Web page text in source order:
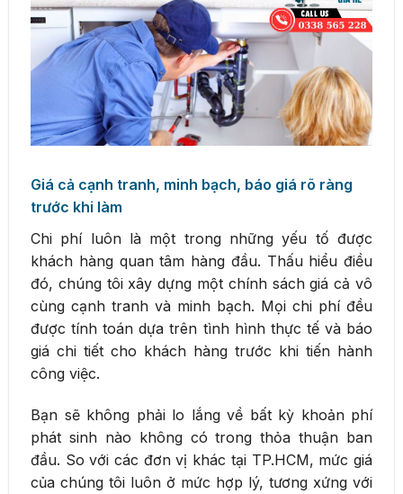
Giá cả cạnh tranh, minh bạch, báo giá rõ ràng
trước khi làm
Chi phí luôn là một trong những yếu tố được
khách hàng quan tâm hàng đầu. Thấu hiểu điều
đó, chúng tôi xây dựng một chính sách giá cả vô
cùng cạnh tranh và minh bạch. Mọi chi phí đều
được tính toán dựa trên tình hình thực tế và báo
giá chi tiết cho khách hàng trước khi tiến hành
công việc.
Bạn sẽ không phải lo lắng về bất kỳ khoản phí
phát sinh nào không có trong thỏa thuận ban
đầu. So với các đơn vị khác tại TP.HCM, mức giá
của chúng tôi luôn ở mức hợp lý, tương xứng với